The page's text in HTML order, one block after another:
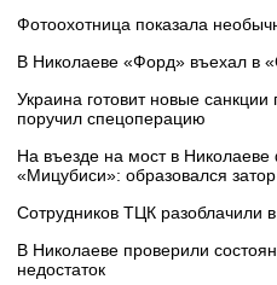
Фотоохотница показала
В Николаеве «Форд» въехал в
Украина готовит новые
поручил спецоперацию
На въезде на мост в Николаеве
«Мицубиси»: образовался затор
Сотрудников ТЦК разоблачили
В Николаеве проверили
недостаток